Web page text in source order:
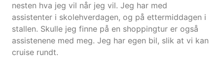
nesten hva jeg vil når jeg vil. Jeg har med
assistenter i skolehverdagen, og på ettermiddagen i
stallen. Skulle jeg finne på en shoppingtur er også
assistenene med meg. Jeg har egen bil, slik at vi kan
cruise rundt.